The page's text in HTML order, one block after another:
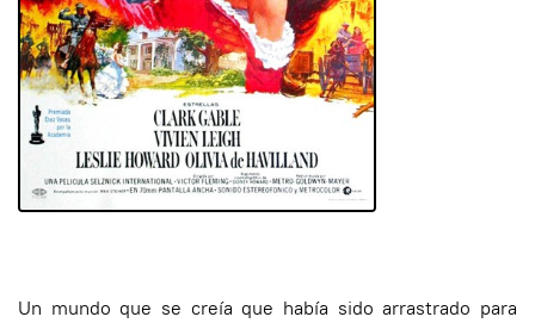
Un mundo que se creía que había sido arrastrado para